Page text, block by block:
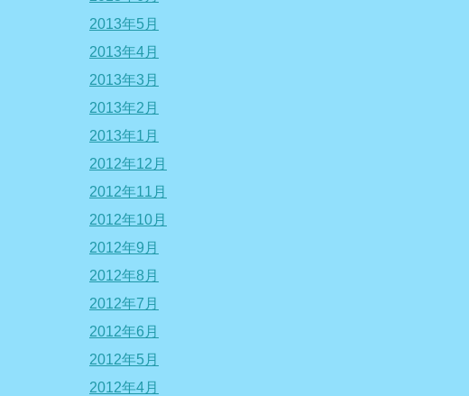
2013年5月
2013年4月
2013年3月
2013年2月
2013年1月
2012年12月
2012年11月
2012年10月
2012年9月
2012年8月
2012年7月
2012年6月
2012年5月
2012年4月